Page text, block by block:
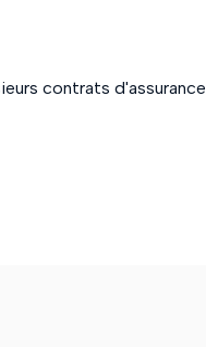
contrats d'assurance.